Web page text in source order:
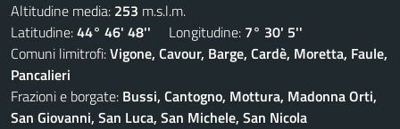
Altitudine media: 253 m.s.l.m.
Latitudine:44° 46' 48'' Longitudine: 7° 30' 5''
Comuni limitrofi:Vigone, Cavour, Barge, Cardè, Moretta, Faule,
Pancalieri
Frazioni e borgate: Bussi, Cantogno, Mottura, Madonna Orti,
San Giovanni, San Luca, San Michele, San Nicola